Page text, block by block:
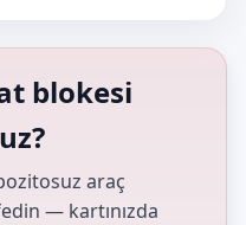
blokesi
araç
— kartınızda